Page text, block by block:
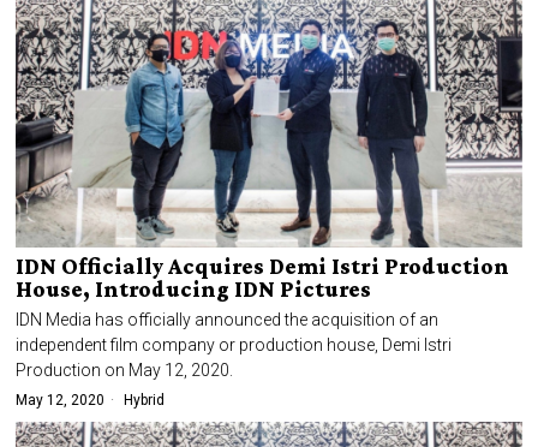
IDN Officially Acquires Demi Istri Production
House, Introducing IDN Pictures
IDN Media has officially announced the acquisition of an
independent film company or production house, Demi Istri
Production on May 12, 2020.
May 12, 2020 Hybrid